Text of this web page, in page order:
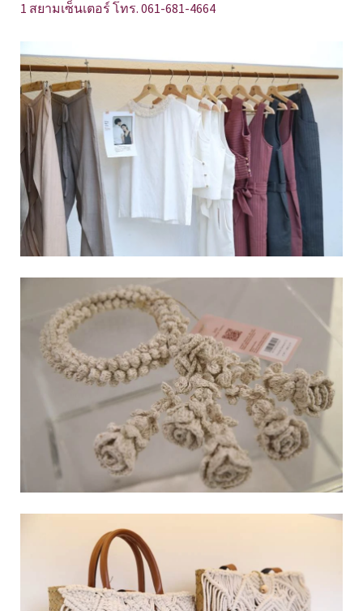
1 สยามเซ็นเตอร์ โทร. 061-681-4664